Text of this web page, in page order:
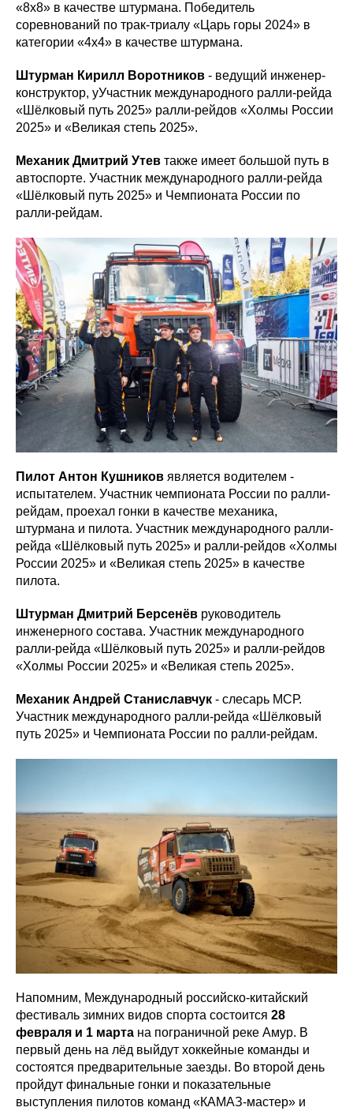
«8х8» в качестве штурмана. Победитель
соревнований по трак-триалу «Царь горы 2024» в
категории «4х4» в качестве штурмана.
Штурман Кирилл Воротников - ведущий инженер-
конструктор, уУчастник международного ралли-рейда
«Шёлковый путь 2025» ралли-рейдов «Холмы России
2025» и «Великая степь 2025».
Механик Дмитрий Утев также имеет большой путь в
автоспорте. Участник международного ралли-рейда
«Шёлковый путь 2025» и Чемпионата России по
ралли-рейдам.
Пилот Антон Кушников является водителем -
испытателем. Участник чемпионата России по ралли-
рейдам, проехал гонки в качестве механика,
штурмана и пилота. Участник международного ралли-
рейда «Шёлковый путь 2025» и ралли-рейдов «Холмы
России 2025» и «Великая степь 2025» в качестве
пилота.
Штурман Дмитрий Берсенёв руководитель
инженерного состава. Участник международного
ралли-рейда «Шёлковый путь 2025» и ралли-рейдов
«Холмы России 2025» и «Великая степь 2025».
Механик Андрей Станиславчук - слесарь МСР.
Участник международного ралли-рейда «Шёлковый
путь 2025» и Чемпионата России по ралли-рейдам.
Напомним, Международный российско-китайский
фестиваль зимних видов спорта состоится 28
февраля и 1 марта на пограничной реке Амур. В
первый день на лёд выйдут хоккейные команды и
состоятся предварительные заезды. Во второй день
пройдут финальные гонки и показательные
выступления пилотов команд «КАМАЗ-мастер» и